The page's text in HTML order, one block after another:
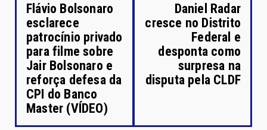
Flávio Bolsonaro
esclarece
patrocínio privado
para filme sobre
Jair Bolsonaro e
reforça defesa da
CPI do Banco
Master (VÍDEO)
Daniel Radar
cresce no Distrito
Federal e
desponta como
surpresa na
disputa pela CLDF